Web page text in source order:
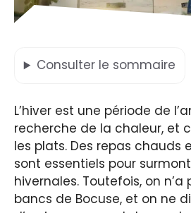
Consulter le sommaire
L’hiver est une période de
recherche de la chaleur, et
les plats. Des repas chauds
sont essentiels pour
hivernales. Toutefois, on
bancs de Bocuse, et on ne